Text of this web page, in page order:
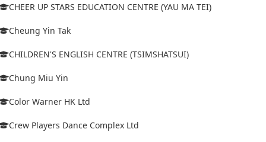
CHEER UP STARS EDUCATION CENTRE (YAU MA TEI)
Cheung Yin Tak
CHILDREN'S ENGLISH CENTRE (TSIMSHATSUI)
Chung Miu Yin
Color Warner HK Ltd
Crew Players Dance Complex Ltd